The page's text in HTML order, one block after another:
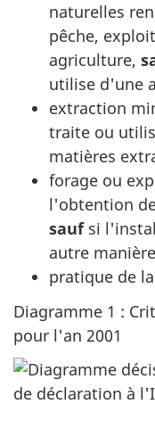
naturelles
pêche,
agriculture,
utilise d'une
extraction
traite ou
matières
forage ou
l'obtention
saufsi
autre
pratique de
Diagramme 1 :
pour l'an 2001